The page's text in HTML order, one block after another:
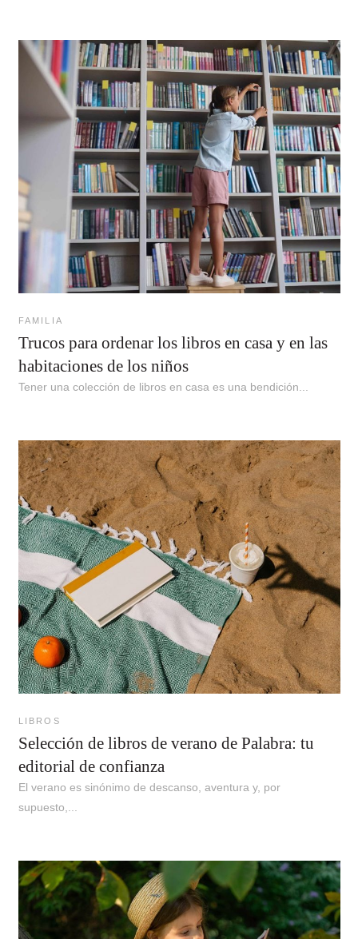
FAMILIA
Trucos para ordenar los libros en casa y en las
habitaciones de los niños
Tener una colección de libros en casa es una bendición...
LIBROS
Selección de libros de verano de Palabra: tu
editorial de confianza
El verano es sinónimo de descanso, aventura y, por
supuesto,...